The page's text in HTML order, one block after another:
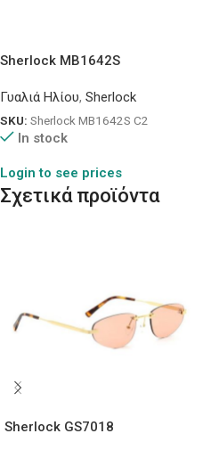
Sherlock MB1642S
Γυαλιά Ηλίου, Sherlock
SKU: Sherlock MB1642S C2
In stock
Login to see prices
Σχετικά προϊόντα
Sherlock GS7018